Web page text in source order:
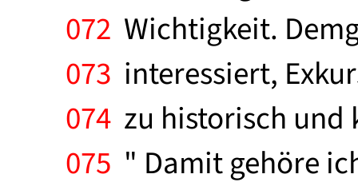
072 Wichtigkeit.
073 interessiert,
074 zu historisch
075 " Damit gehöre